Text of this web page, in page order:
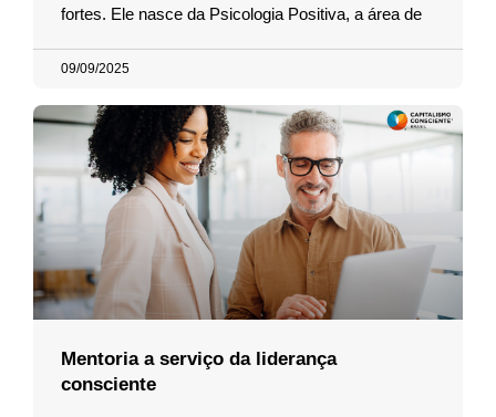
fortes. Ele nasce da Psicologia Positiva, a área de
09/09/2025
Mentoria a serviço da liderança
consciente